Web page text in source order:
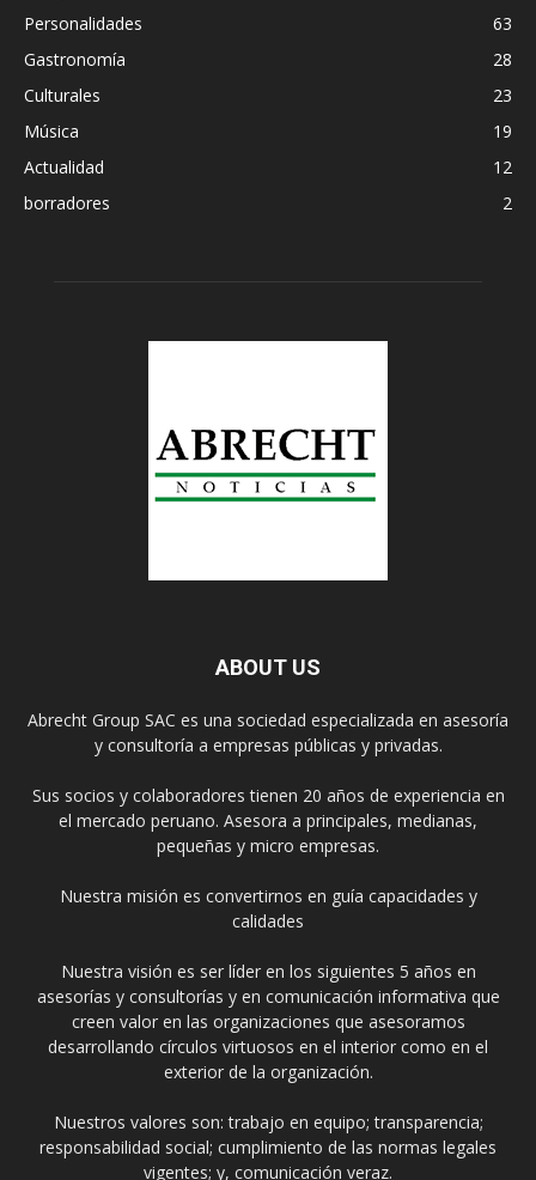
Personalidades
63
Gastronomía
28
Culturales
23
Música
19
Actualidad
12
borradores
2
ABOUT US
Abrecht Group SAC es una sociedad especializada en asesoría
y consultoría a empresas públicas y privadas.
Sus socios y colaboradores tienen 20 años de experiencia en
el mercado peruano. Asesora a principales, medianas,
pequeñas y micro empresas.
Nuestra misión es convertirnos en guía capacidades y
calidades
Nuestra visión es ser líder en los siguientes 5 años en
asesorías y consultorías y en comunicación informativa que
creen valor en las organizaciones que asesoramos
desarrollando círculos virtuosos en el interior como en el
exterior de la organización.
Nuestros valores son: trabajo en equipo; transparencia;
responsabilidad social; cumplimiento de las normas legales
vigentes; y, comunicación veraz.